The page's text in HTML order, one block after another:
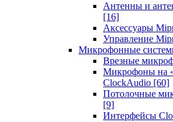
Антенны и
[16]
Аксессуары
Управление
Микрофонные
Врезные
Микрофоны на
ClockAudio [60]
Потолочные
[9]
Интерфейсы